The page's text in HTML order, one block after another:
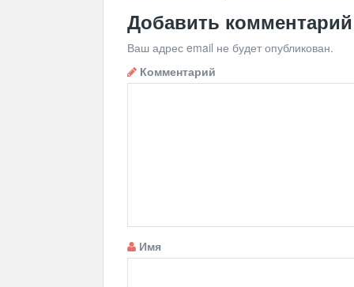
Добавить комментарий
Ваш адрес email не будет опубликован.
Комментарий
Имя